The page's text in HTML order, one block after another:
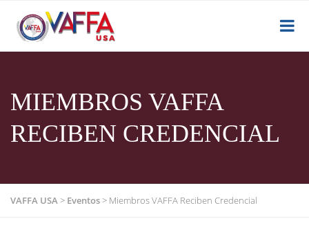
MIEMBROS VAFFA
RECIBEN CREDENCIAL
VAFFA USA> Eventos> Miembros VAFFA Reciben Credencial